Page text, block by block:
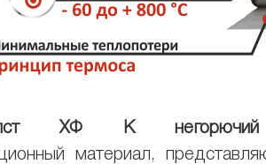
ХФ К негорючий
материал,